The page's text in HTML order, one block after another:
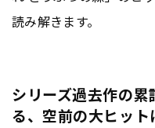
読み解きます。
シリーズ過去作の
る、空前の大ヒット